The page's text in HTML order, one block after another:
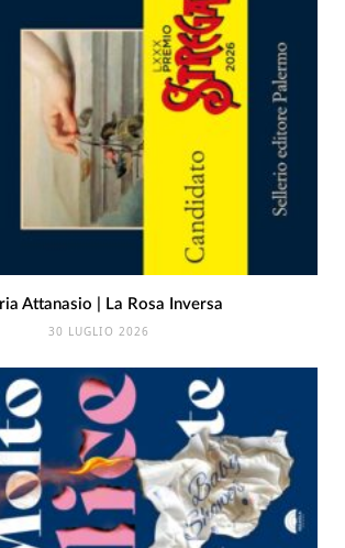
Attanasio | La Rosa Inversa
30 LUGLIO 2026